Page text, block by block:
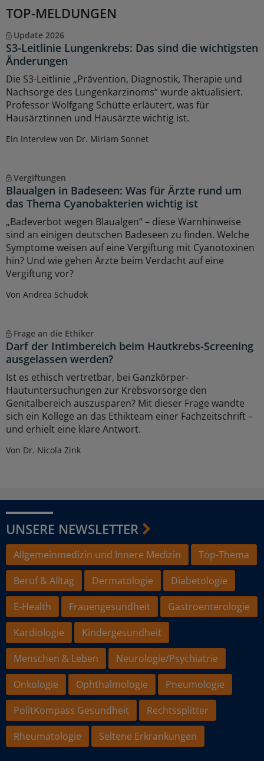
TOP-MELDUNGEN
Update 2026
S3-Leitlinie Lungenkrebs: Das sind die wichtigsten
Änderungen
Die S3-Leitlinie „Prävention, Diagnostik, Therapie und
Nachsorge des Lungenkarzinoms“ wurde aktualisiert.
Professor Wolfgang Schütte erläutert, was für
Hausärztinnen und Hausärzte wichtig ist.
Ein Interview von Dr. Miriam Sonnet
Vergiftungen
Blaualgen in Badeseen: Was für Ärzte rund um
das Thema Cyanobakterien wichtig ist
„Badeverbot wegen Blaualgen“ – diese Warnhinweise
sind an einigen deutschen Badeseen zu finden. Welche
Symptome weisen auf eine Vergiftung mit Cyanotoxinen
hin? Und wie gehen Ärzte beim Verdacht auf eine
Vergiftung vor?
Von Andrea Schudok
Frage an die Ethiker
Darf der Intimbereich beim Hautkrebs-Screening
ausgelassen werden?
Ist es ethisch vertretbar, bei Ganzkörper-
Hautuntersuchungen zur Krebsvorsorge den
Genitalbereich auszusparen? Mit dieser Frage wandte
sich ein Kollege an das Ethikteam einer Fachzeitschrift –
und erhielt eine klare Antwort.
Von Dr. Nicola Zink
UNSERE NEWSLETTER
Allgemeinmedizin und Innere Medizin
Top-Thema
Beruf & Alltag
Dermatologie
Diabetologie
E-Health
Frauengesundheit
Gastroenterologie
Kardiologie
Kindergesundheit
Menschen & Leben
Neurologie/Psychiatrie
Onkologie
Ophthalmologie
Pneumologie
PolitKompass Gesundheit
Rechtssplitter
Rheumatologie
Seltene Erkrankungen